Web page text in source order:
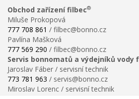
Obchod zařízení filbec®
Miluše Prokopová
777 708 861 / filbec@bonno.cz
Pavlína Mašková
777 569 290 / filbec@bonno.cz
Servis bonnomatů a výdejníků vody
Jaroslav Fáber / servisní technik
773 781 963 / servis@bonno.cz
Miroslav Lorenc / servisní technik